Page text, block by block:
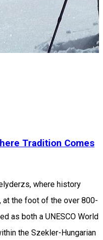
Tradition Comes
where history
at the foot of the over 800-
as both a UNESCO World
the Szekler-Hungarian